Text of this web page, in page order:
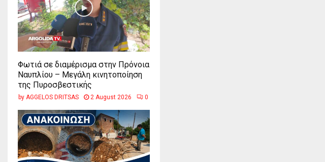
Φωτιά σε διαμέρισμα στην Πρόνοια
Ναυπλίου – Μεγάλη κινητοποίηση
της Πυροσβεστικής
by AGGELOS DRITSAS 2 August 2026 0